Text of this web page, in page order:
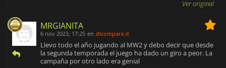
Ver original
MRGIANITA
6 nov 2023, 17:25 en dlcompare.it
Llevo todo el año jugando al MW2 y debo decir que desde
la segunda temporada el juego ha dado un giro a peor. La
campaña por otro lado era genial